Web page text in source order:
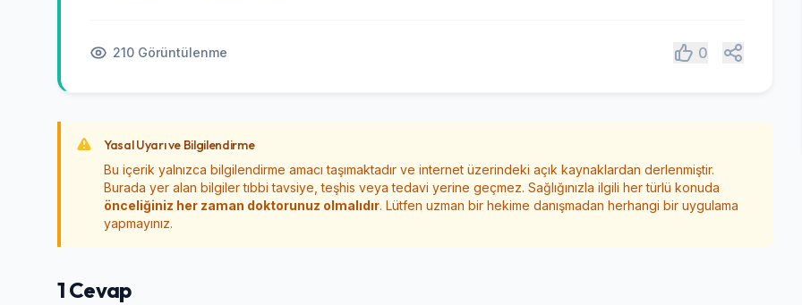
210 Görüntülenme 0 Paylaş
Yasal Uyarı ve Bilgilendirme
Bu içerik yalnızca bilgilendirme amacı taşımaktadır ve internet üzerindeki açık kaynaklardan derlenmiştir.
Burada yer alan bilgiler tıbbi tavsiye, teşhis veya tedavi yerine geçmez. Sağlığınızla ilgili her türlü konuda
önceliğiniz her zaman doktorunuz olmalıdır. Lütfen uzman bir hekime danışmadan herhangi bir uygulama
yapmayınız.
1 Cevap